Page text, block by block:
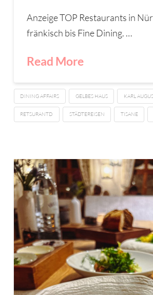
Anzeige TOP Restaurants in
fränkisch bis Fine Dining. …
Read More
DINING AFFAIRS GELBES HAUS KARL
RETSURANTD STÄDTEREISEN TISANE